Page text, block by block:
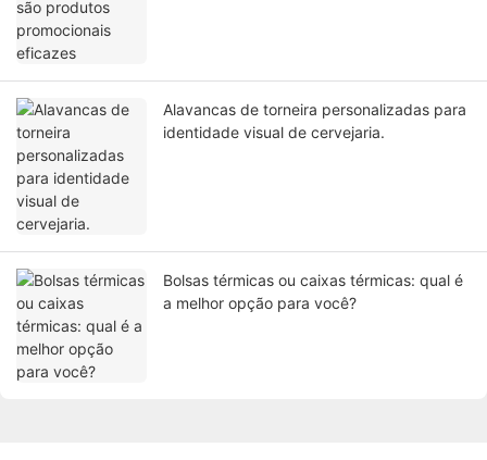
Alavancas de torneira personalizadas para
identidade visual de cervejaria.
Bolsas térmicas ou caixas térmicas: qual é
a melhor opção para você?